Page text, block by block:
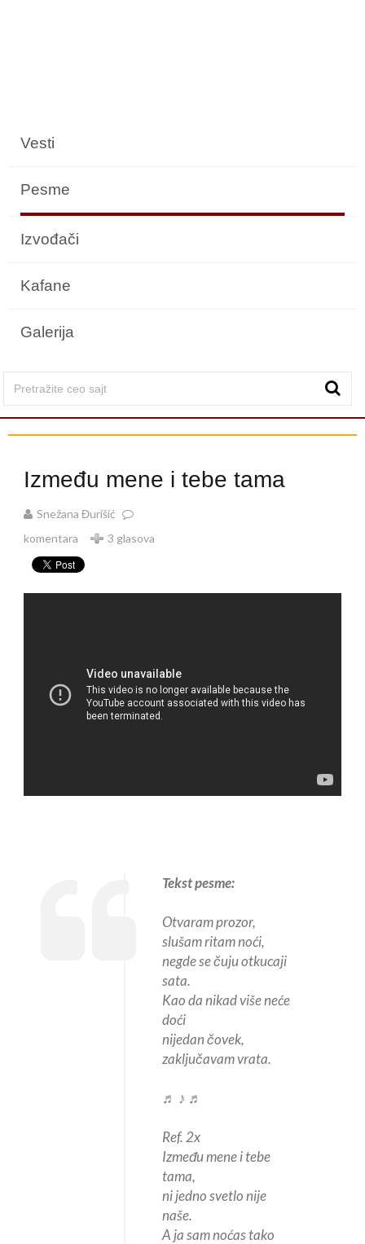
Vesti
Pesme
Izvođači
Kafane
Galerija
Između mene i tebe tama
Snežana Đurišić
komentara
3 glasova
Tekst pesme:
Otvaram prozor,
slušam ritam noći,
negde se čuju otkucaji
sata.
Kao da nikad više neće
doći
nijedan čovek,
zaključavam vrata.
♬ ♪ ♬
Ref. 2x
Između mene i tebe
tama,
ni jedno svetlo nije
naše.
A ja sam noćas tako